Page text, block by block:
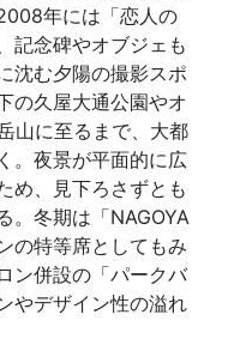
年には「恋人の
記念碑やオブジェも
沈む夕陽の撮影スポ
の久屋大通公園やオ
山に至るまで、大都
。夜景が平面的に広
め、見下ろさずとも
。冬期は「NAGOYA
の特等席としてもみ
ン併設の「パークバ
やデザイン性の溢れ